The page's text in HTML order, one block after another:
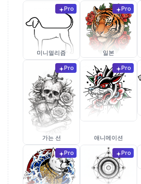
Pro
미니멀리즘
Pro
일본
Pro
가는 선
Pro
애니메이션
Pro Pro